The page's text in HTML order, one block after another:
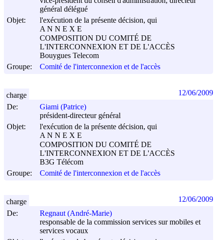
général délégué
Objet:
l'exécution de la présente décision, qui
A N N E X E
COMPOSITION DU COMITÉ DE
L'INTERCONNEXION ET DE L'ACCÈS
Bouygues Telecom
Groupe:
Comité de l'interconnexion et de l'accès
De:
Giami (Patrice)
président-directeur général
Objet:
l'exécution de la présente décision, qui
A N N E X E
COMPOSITION DU COMITÉ DE
L'INTERCONNEXION ET DE L'ACCÈS
B3G Télécom
Groupe:
Comité de l'interconnexion et de l'accès
charge 12/06/2009
De:
Regnaut (André-Marie)
responsable de la commission services sur mobiles et
services vocaux
charge 12/06/2009